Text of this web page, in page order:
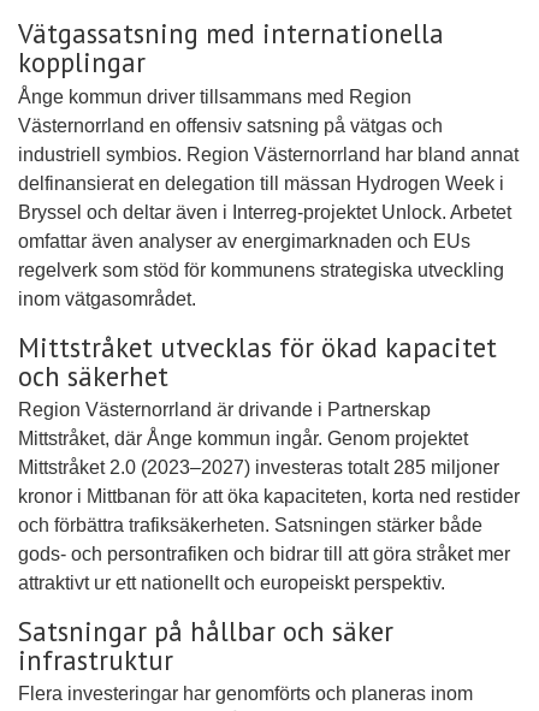
Vätgassatsning med internationella
kopplingar
Ånge kommun driver tillsammans med Region
Västernorrland en offensiv satsning på vätgas och
industriell symbios. Region Västernorrland har bland annat
delfinansierat en delegation till mässan Hydrogen Week i
Bryssel och deltar även i Interreg-projektet Unlock. Arbetet
omfattar även analyser av energimarknaden och EUs
regelverk som stöd för kommunens strategiska utveckling
inom vätgasområdet.
Mittstråket utvecklas för ökad kapacitet
och säkerhet
Region Västernorrland är drivande i Partnerskap
Mittstråket, där Ånge kommun ingår. Genom projektet
Mittstråket 2.0 (2023–2027) investeras totalt 285 miljoner
kronor i Mittbanan för att öka kapaciteten, korta ned restider
och förbättra trafiksäkerheten. Satsningen stärker både
gods- och persontrafiken och bidrar till att göra stråket mer
attraktivt ur ett nationellt och europeiskt perspektiv.
Satsningar på hållbar och säker
infrastruktur
Flera investeringar har genomförts och planeras inom